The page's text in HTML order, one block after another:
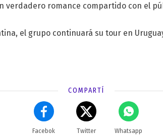
verdadero romance compartido con el
el grupo continuará su tour en
COMPARTÍ
Facebok Twitter Whatsapp